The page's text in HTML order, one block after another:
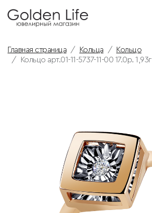
Главная страница Кольца
Кольцо
Кольцо арт.01-11-5737-11-00 17.0р. 1,93г